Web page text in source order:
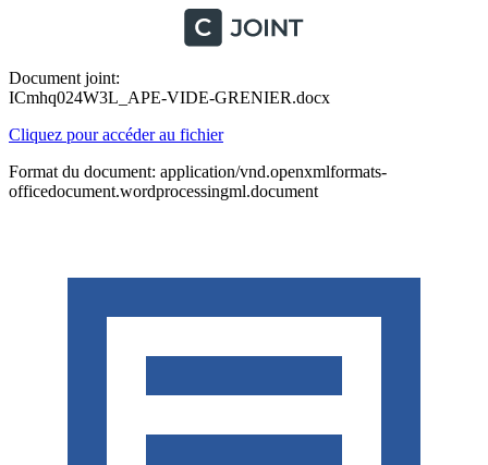
Document joint:
ICmhq024W3L_APE-VIDE-GRENIER.docx
Cliquez pour accéder au fichier
Format du document: application/vnd.openxmlformats-
officedocument.wordprocessingml.document